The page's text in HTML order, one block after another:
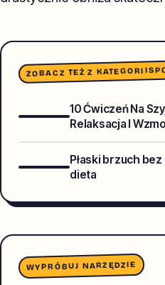
ZOBACZ TEŻ Z KATEGORII
10 Ćwiczeń Na
Relaksacja I
Płaski brzuch
dieta
WYPRÓBUJ NARZĘDZIE